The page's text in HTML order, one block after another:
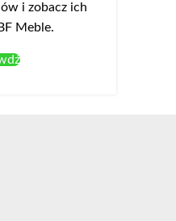
i zobacz ich
Meble.